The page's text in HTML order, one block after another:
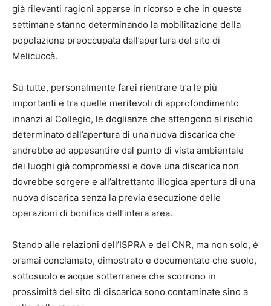
già rilevanti ragioni apparse in ricorso e che in queste
settimane stanno determinando la mobilitazione della
popolazione preoccupata dall’apertura del sito di
Melicuccà.
Su tutte, personalmente farei rientrare tra le più
importanti e tra quelle meritevoli di approfondimento
innanzi al Collegio, le doglianze che attengono al rischio
determinato dall’apertura di una nuova discarica che
andrebbe ad appesantire dal punto di vista ambientale
dei luoghi già compromessi e dove una discarica non
dovrebbe sorgere e all’altrettanto illogica apertura di una
nuova discarica senza la previa esecuzione delle
operazioni di bonifica dell’intera area.
Stando alle relazioni dell’ISPRA e del CNR, ma non solo, è
oramai conclamato, dimostrato e documentato che suolo,
sottosuolo e acque sotterranee che scorrono in
prossimità del sito di discarica sono contaminate sino a